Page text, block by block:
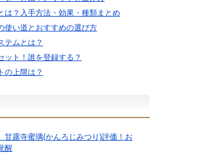
は？入手方法・効果・種類まとめ
使い道とおすすめの選び方
テムとは？
ット！誰を登録する？
の上限は？
甘露寺蜜璃(かんろじみつり)評価！お
醒